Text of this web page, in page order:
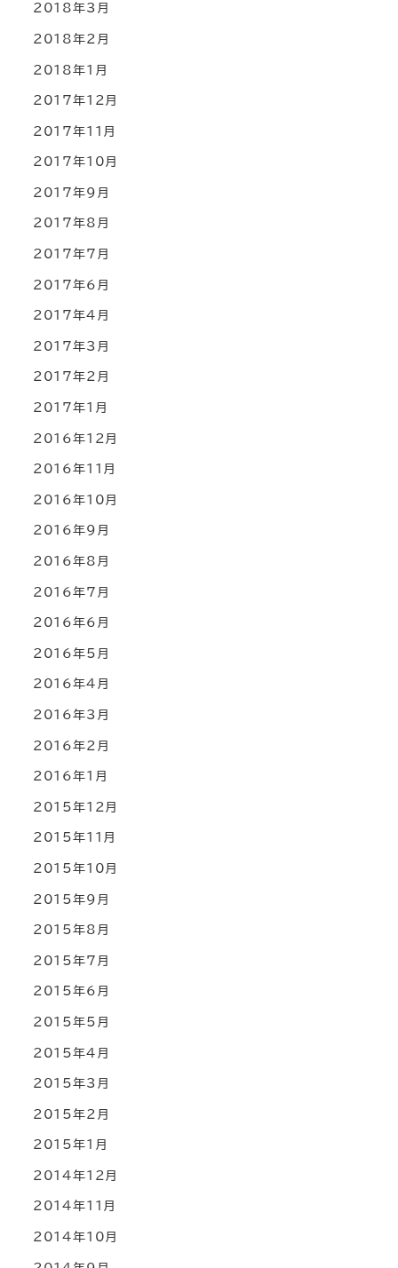
2018年3月
2018年2月
2018年1月
2017年12月
2017年11月
2017年10月
2017年9月
2017年8月
2017年7月
2017年6月
2017年4月
2017年3月
2017年2月
2017年1月
2016年12月
2016年11月
2016年10月
2016年9月
2016年8月
2016年7月
2016年6月
2016年5月
2016年4月
2016年3月
2016年2月
2016年1月
2015年12月
2015年11月
2015年10月
2015年9月
2015年8月
2015年7月
2015年6月
2015年5月
2015年4月
2015年3月
2015年2月
2015年1月
2014年12月
2014年11月
2014年10月